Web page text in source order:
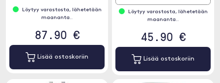
Löytyy varastosta, lähetetään
maananta..
87.90 €
Lisää ostoskoriin
Löytyy varastosta, lähetetään
maananta..
45.90 €
Lisää ostoskoriin